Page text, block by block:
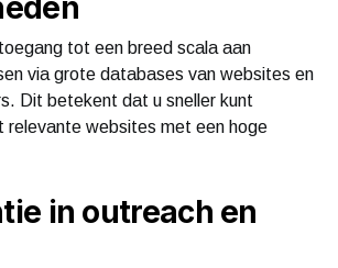
tot een breed scala aan
via grote databases van websites en
Dit betekent dat u sneller kunt
relevante websites met een hoge
in outreach en